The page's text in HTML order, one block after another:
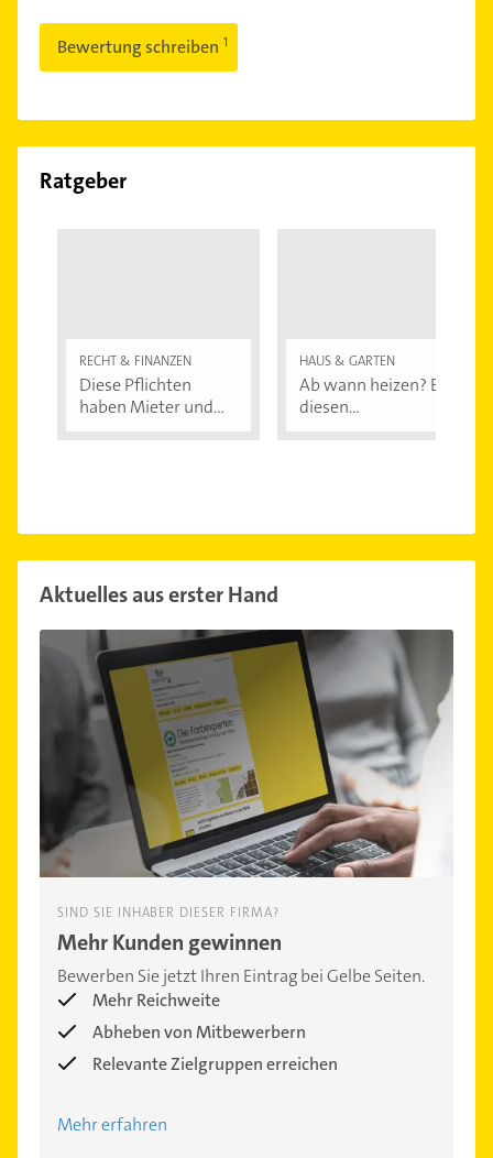
Bewertung schreiben
Ratgeber
RECHT & FINANZEN
Diese Pflichten
haben Mieter und...
HAUS & GARTEN
Ab wann heizen? Bei
diesen
Aktuelles aus erster Hand
SIND SIE INHABER DIESER FIRMA?
Mehr Kunden gewinnen
Bewerben Sie jetzt Ihren Eintrag bei Gelbe Seiten.
Mehr Reichweite
Abheben von Mitbewerbern
Relevante Zielgruppen erreichen
Mehr erfahren